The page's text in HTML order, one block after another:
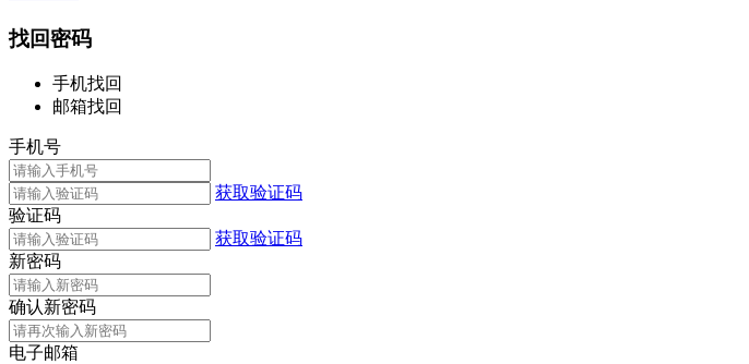
找回密码
手机找回
邮箱找回
手机号
获取验证码
验证码
获取验证码
新密码
确认新密码
电子邮箱